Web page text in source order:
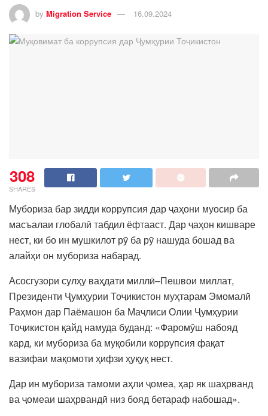
by Migration Service 16.09.2024
308
SHARES
Мубориза бар зидди коррупсия дар ҷаҳони муосир ба
масъалаи глобалӣ табдил ёфтааст. Дар ҷаҳон кишваре
нест, ки бо ин мушкилот рӯ ба рӯ нашуда бошад ва
алайҳи он мубориза набарад.
Асосгузори сулҳу ваҳдати миллӣ–Пешвои миллат,
Президенти Ҷумҳурии Тоҷикистон муҳтарам Эмомалӣ
Раҳмон дар Паёмашон ба Маҷлиси Олии Ҷумҳурии
Тоҷикистон қайд намуда буданд: «Фаромӯш набояд
кард, ки мубориза ба муқобили коррупсия фақат
вазифаи мақомоти ҳифзи ҳуқуқ нест.
Дар ин мубориза тамоми аҳли ҷомеа, ҳар як шаҳрванд
ва ҷомеаи шаҳрвандӣ низ бояд бетараф набошад».